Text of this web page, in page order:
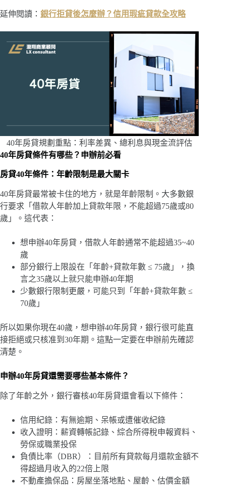
延伸閱讀： 銀行拒貸後怎麼辦？信用瑕疵貸款全攻略
40年房貸規劃重點：利率差異、總利息與現金流評估
40年房貸條件有哪些？申辦前必看
房貸40年條件：年齡限制是最大關卡
40年房貸最常被卡住的地方，就是年齡限制。大多數銀
行要求「借款人年齡加上貸款年限，不能超過75歲或80
歲」。這代表：
想申辦40年房貸，借款人年齡通常不能超過35~40
歲
部分銀行上限設在「年齡+貸款年數 ≤ 75歲」，換
言之35歲以上就只能申辦40年期
少數銀行限制更嚴，可能只到「年齡+貸款年數 ≤
70歲」
所以如果你現在40歲，想申辦40年房貸，銀行很可能直
接拒絕或只核准到30年期。這點一定要在申辦前先確認
清楚。
申辦40年房貸還需要哪些基本條件？
除了年齡之外，銀行審核40年房貸還會看以下條件：
信用紀錄：有無逾期、呆帳或遭催收紀錄
收入證明：薪資轉帳記錄、綜合所得稅申報資料、
勞保或職業投保
負債比率（DBR）：目前所有貸款每月還款金額不
得超過月收入的22倍上限
不動產擔保品：房屋坐落地點、屋齡、估價金額